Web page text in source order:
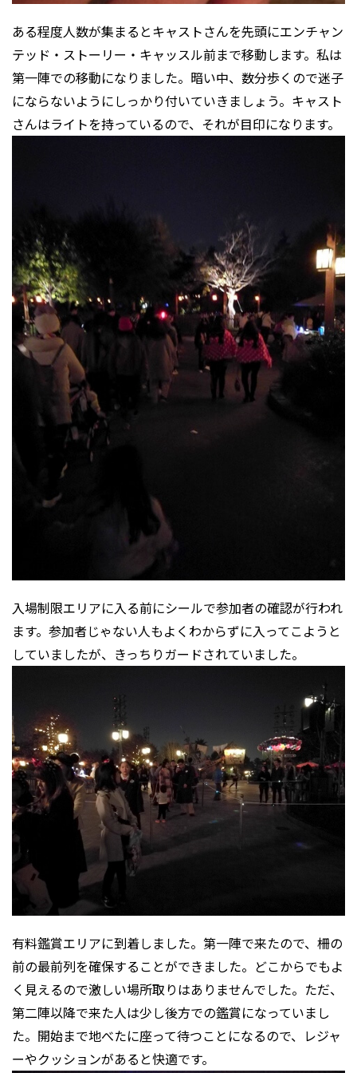
ある程度人数が集まるとキャストさんを先頭にエンチャン
テッド・ストーリー・キャッスル前まで移動します。私は
第一陣での移動になりました。暗い中、数分歩くので迷子
にならないようにしっかり付いていきましょう。キャスト
さんはライトを持っているので、それが目印になります。
入場制限エリアに入る前にシールで参加者の確認が行われ
ます。参加者じゃない人もよくわからずに入ってこようと
していましたが、きっちりガードされていました。
有料鑑賞エリアに到着しました。第一陣で来たので、柵の
前の最前列を確保することができました。どこからでもよ
く見えるので激しい場所取りはありませんでした。ただ、
第二陣以降で来た人は少し後方での鑑賞になっていまし
た。開始まで地べたに座って待つことになるので、レジャ
ーやクッションがあると快適です。